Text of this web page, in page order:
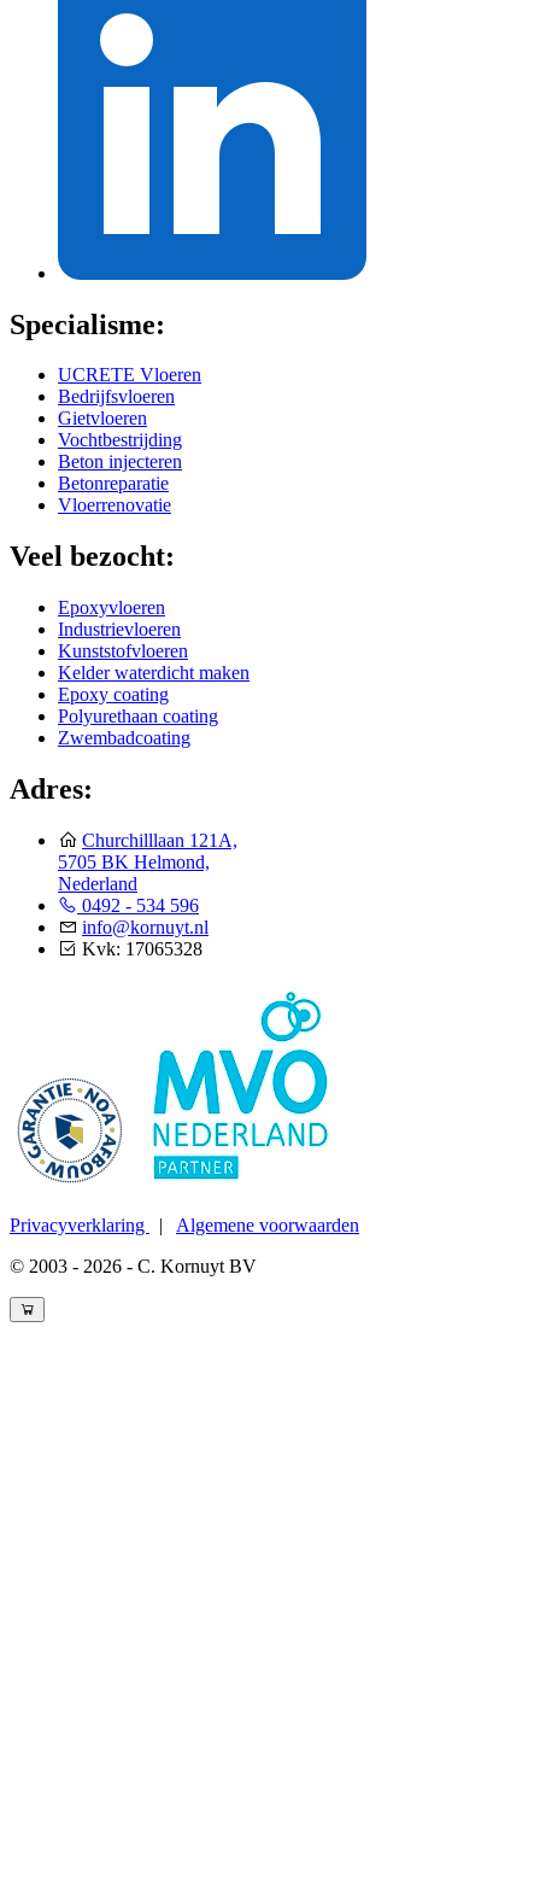
Specialisme:
UCRETE Vloeren
Bedrijfsvloeren
Gietvloeren
Vochtbestrijding
Beton injecteren
Betonreparatie
Vloerrenovatie
Veel bezocht:
Epoxyvloeren
Industrievloeren
Kunststofvloeren
Kelder waterdicht maken
Epoxy coating
Polyurethaan coating
Zwembadcoating
Adres:
Churchilllaan 121A,
5705 BK Helmond,
Nederland
0492 - 534 596
info@kornuyt.nl
Kvk: 17065328
Privacyverklaring | Algemene voorwaarden
© 2003 - 2026 - C. Kornuyt BV